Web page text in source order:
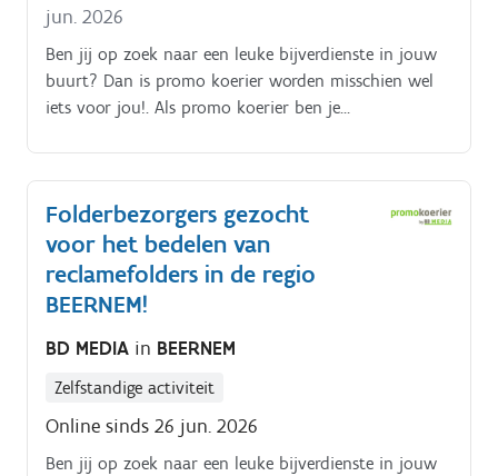
jun. 2026
Ben jij op zoek naar een leuke bijverdienste in jouw
buurt? Dan is promo koerier worden misschien wel
iets voor jou!. Als promo koerier ben je
wekelijkse folderpakket in de door jou gekozen buurt
Je kiest daarbij zelf hoe je dat doet (met de fiets, te
voet, bromfiets, … ) De folderpakketten moeten
tussen zondagochtend en dinsdagavond in de
brievenbussen belanden Je kiest binnen die
tijdspanne zelf wanneer je de pakketten rondbrengt
Op die manier kan je het inplannen volgens jouw
eigen beschikbaarheid De opdracht is in zelfstandig
wordt tijdens een gesprek in het dichtstbijzijnde
kantoor of via een videocall gegeven.
Folderbezorgers gezocht
voor het bedelen van
reclamefolders in de regio
BEERNEM!
BD MEDIA in BEERNEM
Zelfstandige activiteit
Online sinds 26 jun. 2026
Ben jij op zoek naar een leuke bijverdienste in jouw